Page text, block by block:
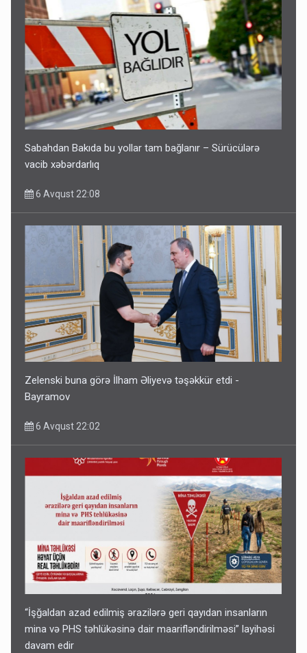
Sabahdan Bakıda bu yollar tam bağlanır – Sürücülərə
vacib xəbərdarlıq
6 Avqust 22:08
Zelenski buna görə İlham Əliyevə təşəkkür etdi -
Bayramov
6 Avqust 22:02
“İşğaldan azad edilmiş ərazilərə geri qayıdan insanların
mina və PHS təhlükəsinə dair maarifləndirilməsi” layihəsi
davam edir